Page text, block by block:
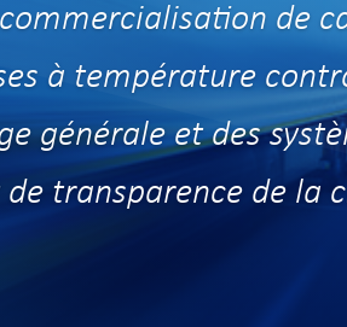
de
à température
générale et des
de transparence de la